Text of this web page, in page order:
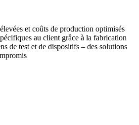
et coûts de production optimisés
au client grâce à la fabrication
de test et de dispositifs – des solutions